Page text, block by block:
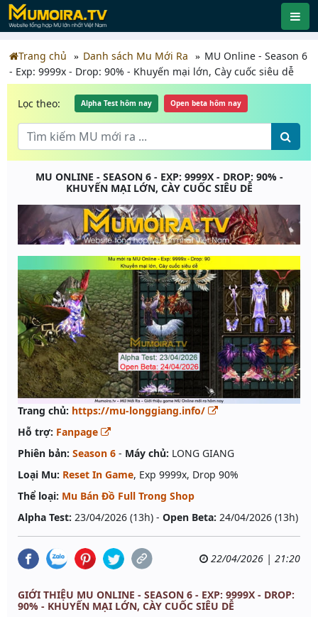
Trang chủ Danh sách Mu Mới Ra
MU Online - Season 6
- Exp: 9999x - Drop: 90% - Khuyến mại lớn, Cày cuốc siêu dễ
Lọc theo: Alpha Test hôm nay Open beta hôm nay
MU ONLINE - SEASON 6 - EXP: 9999X - DROP: 90% -
KHUYẾN MẠI LỚN, CÀY CUỐC SIÊU DỄ
Trang chủ: https://mu-longgiang.info/
Hỗ trợ: Fanpage
Phiên bản: Season 6 - Máy chủ: LONG GIANG
Loại Mu: Reset In Game, Exp 9999x, Drop 90%
Thể loại: Mu Bán Đồ Full Trong Shop
Alpha Test: 23/04/2026 (13h) - Open Beta: 24/04/2026 (13h)
22/04/2026 | 21:20
GIỚI THIỆU MU ONLINE - SEASON 6 - EXP: 9999X - DROP:
90% - KHUYẾN MẠI LỚN, CÀY CUỐC SIÊU DỄ